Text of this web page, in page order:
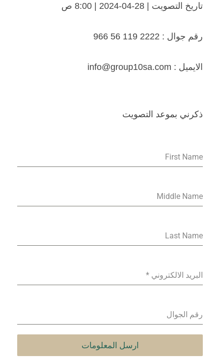
تاریخ التصویت | 28-04-2024 | 8:00 ص
رقم جوال : 2222 119 56 966
الايميل : info@group10sa.com
ذكرني بموعد التصويت
First Name
Middle Name
Last Name
البريد الالكتروني *
رقم الجوال
ارسل المعلومات